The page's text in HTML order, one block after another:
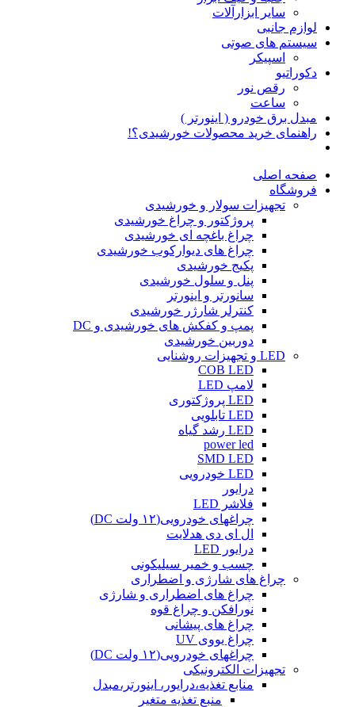
سایر ابزارآلات
لوازم جانبی
سیستم های صوتی
اسپیکر
دکوراتیو
رقص نور
ساعت
مبدل برق خودرو ( اینورتر )
راهنمای خرید محصولات خورشیدی؟!
صفحه اصلی
فروشگاه
تجهیزات سولار و خورشیدی
پروژکتور و چراغ خورشیدی
چراغ باغچه ای خورشیدی
چراغ های دیوارکوب خورشیدی
پکیج خورشیدی
پنل و سلول خورشیدی
سانورتر و اینورتر
کنترلر شارژر خورشیدی
پمپ و کفکش های خورشیدی و DC
دوربین خورشیدی
LED و تجهیزات روشنایی
COB LED
لامپ LED
LED پروژکتوری
LED تابلویی
LED رشد گیاه
power led
SMD LED
LED خودرویی
درایور
فلاشر LED
چراغهای خودرویی(۱۲ ولت DC)
ال ای دی هدلایت
درایور LED
چسب و خمیر سیلیکونی
چراغ های شارژی و اضطراری
چراغ های اضطراری و شارژی
نورافکن و چراغ قوه
چراغ های پیشانی
چراغ یووی UV
چراغهای خودرویی(۱۲ ولت DC)
تجهیزات الکترونیکی
منابع تغذیه،درایور، اینورتر،مبدل
منبع تغذیه متغیر